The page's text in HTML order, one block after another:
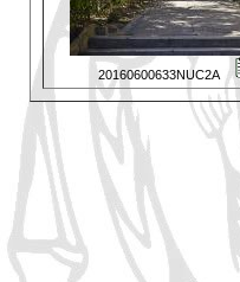
20160600633NUC2A